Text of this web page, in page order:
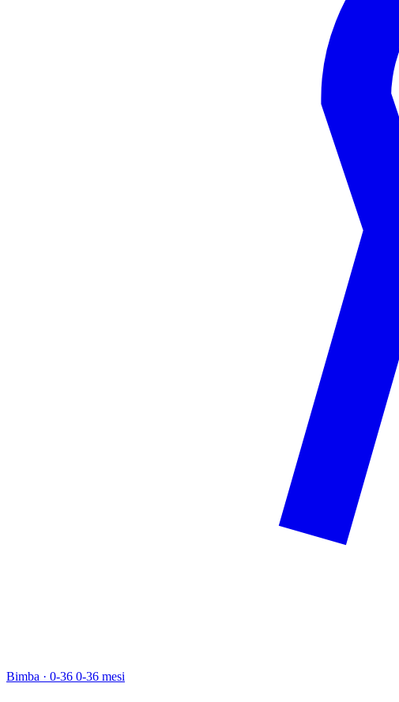
Bimba · 0-36 0-36 mesi